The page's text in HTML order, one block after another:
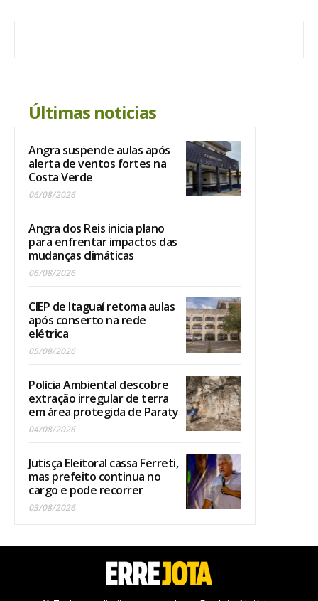
Últimas noticias
Angra suspende aulas após
alerta de ventos fortes na
Costa Verde
06/08/2026
Angra dos Reis inicia plano
para enfrentar impactos das
mudanças climáticas
06/08/2026
CIEP de Itaguaí retoma aulas
após conserto na rede
elétrica
05/08/2026
Polícia Ambiental descobre
extração irregular de terra
em área protegida de Paraty
04/08/2026
Jutisça Eleitoral cassa Ferreti,
mas prefeito continua no
cargo e pode recorrer
03/08/2026